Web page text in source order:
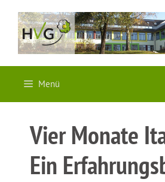
Inhalt
springen
Menü
Vier Monate
Ein